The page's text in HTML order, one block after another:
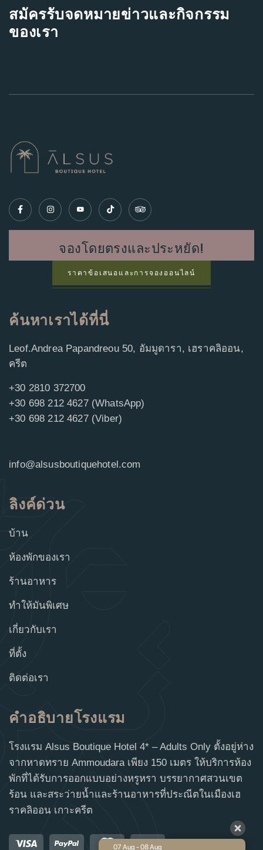
สมัครรับจดหมายข่าวและกิจกรรม
ของเรา
จองโดยตรงและประหยัด!
ราคาข้อเสนอและการจองออนไลน์
ค้นหาเราได้ที่นี่
Leof.Andrea Papandreou 50, อัมมูดารา, เฮราคลิออน,
ครีต
+30 2810 372700
+30 698 212 4627 (WhatsApp)
+30 698 212 4627 (Viber)
info@alsusboutiquehotel.com
ลิงค์ด่วน
บ้าน
ห้องพักของเรา
ร้านอาหาร
ทำให้มันพิเศษ
เกี่ยวกับเรา
ที่ตั้ง
ติดต่อเรา
คำอธิบายโรงแรม
โรงแรม Alsus Boutique Hotel 4* – Adults Only ตั้งอยู่ห่าง
จากหาดทราย Ammoudara เพียง 150 เมตร ให้บริการห้อง
พักที่ได้รับการออกแบบอย่างหรูหรา บรรยากาศสวนเขต
ร้อน และสระว่ายน้ำและร้านอาหารที่ประณีตในเมืองเฮ
ราคลิออน เกาะครีต
07 Aug - 08 Aug